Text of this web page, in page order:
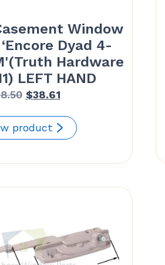
Window
Dyad 4-
Hardware
LEFT HAND
Le
initial
était :
$48.50.
$38.61Le
actuel
est :
$38.61.
product